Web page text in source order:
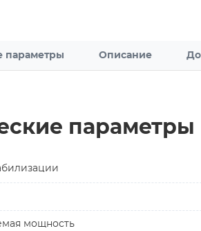
параметры Описание
параметры
мощность